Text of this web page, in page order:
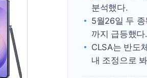
분석했다.
5월26일 두
까지 급등했다.
CLSA는 반도
내 조정으로